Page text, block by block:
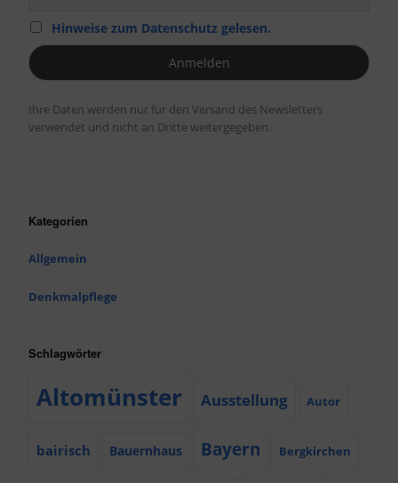
Hinweise zum Datenschutz gelesen.
Ihre Daten werden nur für den Versand des Newsletters
verwendet und nicht an Dritte weitergegeben.
Kategorien
Allgemein
Denkmalpflege
Schlagwörter
Altomünster Ausstellung Autor
bairisch Bauernhaus Bayern Bergkirchen